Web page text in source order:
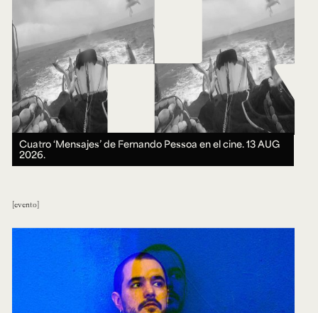
Cuatro ‘Mensajes’ de Fernando Pessoa en el cine.13 AUG
2026.
evento